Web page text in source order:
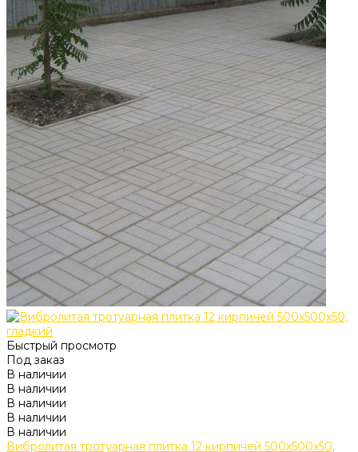
Быстрый просмотр
Под заказ
В наличии
В наличии
В наличии
В наличии
В наличии
Вибролитая тротуарная плитка 12 кирпичей 500х500х50,